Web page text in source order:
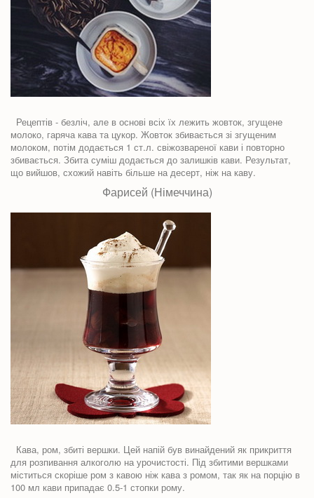
Рецептів - безліч, але в основі всіх їх лежить жовток, згущене
молоко, гаряча кава та цукор. Жовток збивається зі згущеним
молоком, потім додається 1 ст.л. свіжозвареної кави і повторно
збивається. Збита суміш додається до залишків кави. Результат,
що вийшов, схожий навіть більше на десерт, ніж на каву.
Фарисей (Німеччина)
Кава, ром, збиті вершки. Цей напій був винайдений як прикриття
для розпивання алкоголю на урочистості. Під збитими вершками
міститься скоріше ром з кавою ніж кава з ромом, так як на порцію в
100 мл кави припадає 0.5-1 стопки рому.